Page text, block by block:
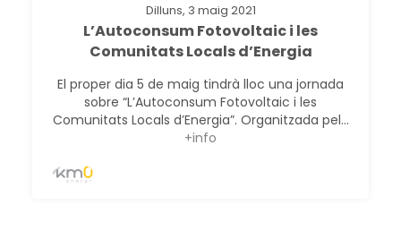
Dilluns, 3 maig 2021
L’Autoconsum Fotovoltaic i les
Comunitats Locals d’Energia
El proper dia 5 de maig tindrà lloc una jornada
sobre “L’Autoconsum Fotovoltaic i les
Comunitats Locals d’Energia”. Organitzada pel...
+info